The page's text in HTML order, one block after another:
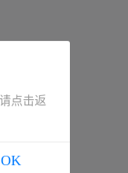
点击返
OK